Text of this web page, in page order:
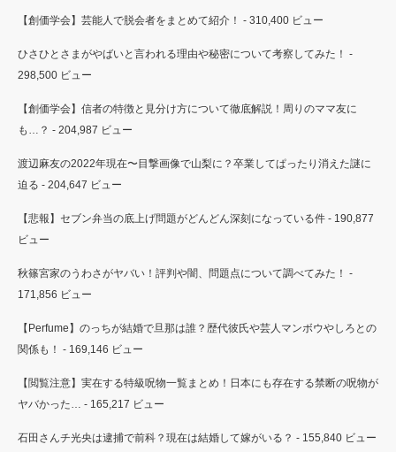
【創価学会】芸能人で脱会者をまとめて紹介！ - 310,400 ビュー
ひさひとさまがやばいと言われる理由や秘密について考察してみた！ -
298,500 ビュー
【創価学会】信者の特徴と見分け方について徹底解説！周りのママ友に
も…？ - 204,987 ビュー
渡辺麻友の2022年現在〜目撃画像で山梨に？卒業してぱったり消えた謎に
迫る - 204,647 ビュー
【悲報】セブン弁当の底上げ問題がどんどん深刻になっている件 - 190,877
ビュー
秋篠宮家のうわさがヤバい！評判や闇、問題点について調べてみた！ -
171,856 ビュー
【Perfume】のっちが結婚で旦那は誰？歴代彼氏や芸人マンボウやしろとの
関係も！ - 169,146 ビュー
【閲覧注意】実在する特級呪物一覧まとめ！日本にも存在する禁断の呪物が
ヤバかった… - 165,217 ビュー
石田さんチ光央は逮捕で前科？現在は結婚して嫁がいる？ - 155,840 ビュー